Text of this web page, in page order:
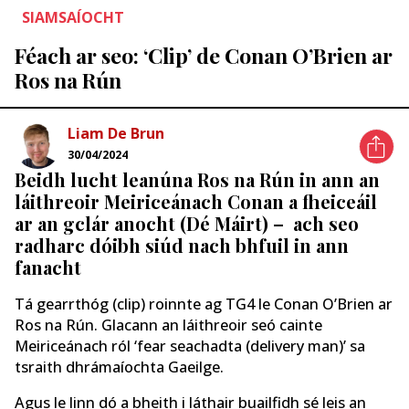
SIAMSAÍOCHT
Féach ar seo: ‘Clip’ de Conan O’Brien ar
Ros na Rún
Liam De Brun
30/04/2024
Beidh lucht leanúna Ros na Rún in ann an
láithreoir Meiriceánach Conan a fheiceáil
ar an gclár anocht (Dé Máirt) – ach seo
radharc dóibh siúd nach bhfuil in ann
fanacht
Tá gearrthóg (clip) roinnte ag TG4 le Conan O’Brien ar
Ros na Rún. Glacann an láithreoir seó cainte
Meiriceánach ról ‘fear seachadta (delivery man)’ sa
tsraith dhrámaíochta Gaeilge.
Agus le linn dó a bheith i láthair buailfidh sé leis an